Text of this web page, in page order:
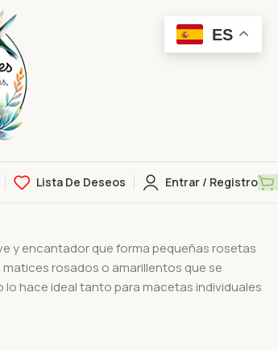
Lista De Deseos Entrar / Registro
y encantador que forma pequeñas rosetas
rosados o amarillentos que se
hace ideal tanto para macetas individuales
ES